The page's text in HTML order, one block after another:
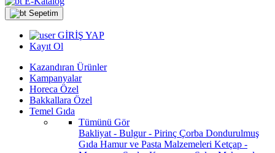
Sepetim
GİRİŞ YAP
Kayıt Ol
Kazandıran Ürünler
Kampanyalar
Horeca Özel
Bakkallara Özel
Temel Gıda
Tümünü Gör
Bakliyat - Bulgur - Pirinç Çorba Dondurulmuş
Gıda Hamur ve Pasta Malzemeleri Ketçap -